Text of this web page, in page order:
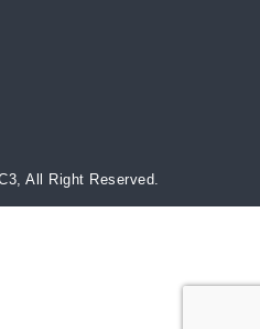
All Right Reserved.